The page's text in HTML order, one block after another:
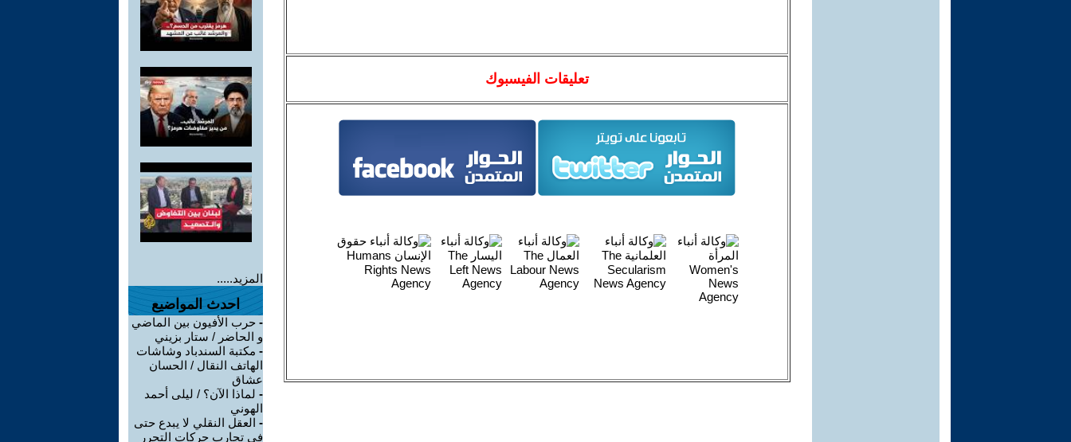
تعليقات الفيسبوك
المزيد.....
احدث المواضيع
- حرب الأفيون بين الماضي
و الحاضر / ستار بزيني
- مكتبة السندباد وشاشات
الهاتف النقال / الحسان
عشاق
- لماذا الآن؟ / ليلى أحمد
الهوني
- العقل النقلي لا يبدع حتى
في تجارب حركات التحرر